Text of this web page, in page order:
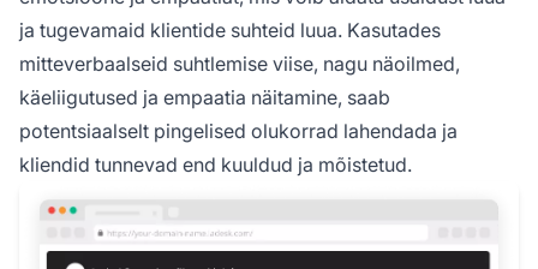
ja tugevamaid klientide suhteid luua. Kasutades
mitteverbaalseid suhtlemise viise, nagu näoilmed,
käeliigutused ja empaatia näitamine, saab
potentsiaalselt pingelised olukorrad lahendada ja
kliendid tunnevad end kuuldud ja mõistetud.